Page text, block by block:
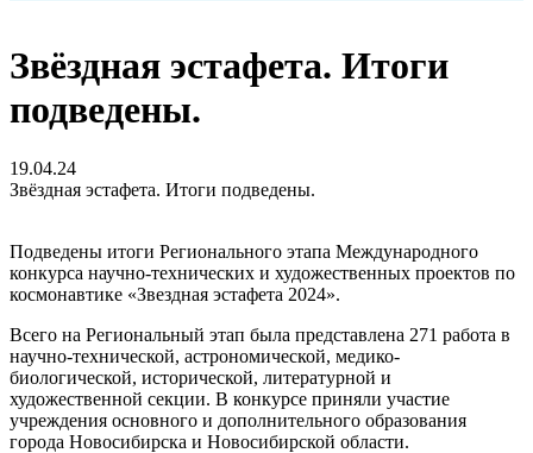
Звёздная эстафета. Итоги
подведены.
19.04.24
Звёздная эстафета. Итоги подведены.
Подведены итоги Регионального этапа Международного
конкурса научно-технических и художественных проектов по
космонавтике «Звездная эстафета 2024».
Всего на Региональный этап была представлена 271 работа в
научно-технической, астрономической, медико-
биологической, исторической, литературной и
художественной секции. В конкурсе приняли участие
учреждения основного и дополнительного образования
города Новосибирска и Новосибирской области.